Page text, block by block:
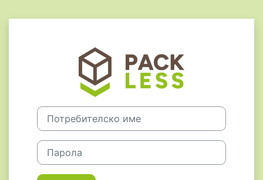
Влезте в
Преминаване към създаване на нова регистрация
Потребителско име
Парола